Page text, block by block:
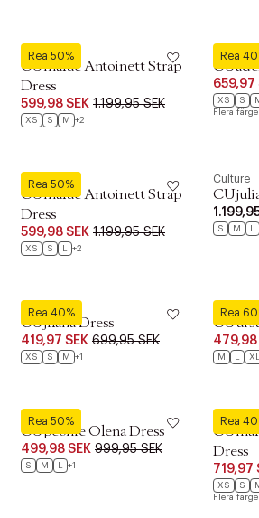
Rea 50%
Culture
CUmalue Antoinett Strap
Dress
599,98 SEK 1.199,95 SEK
XS S M +2
Rea
Culture
659,97
XS S
Flera
Rea 50%
Culture
CUmalue Antoinett Strap
Dress
599,98 SEK 1.199,95 SEK
XS S L +2
Culture
S M L
Rea 40%
Culture
CUjilana Dress
419,97 SEK 699,95 SEK
XS S M +1
Rea
Culture
479,98
M L
Rea 50%
Culture
CUpeonie Olena Dress
499,98 SEK 999,95 SEK
S M L +1
Rea
Culture
Dress
719,97
XS S
Flera